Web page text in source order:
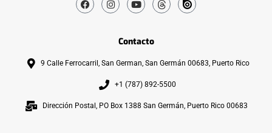
Contacto
9 Calle Ferrocarril, San German, San Germán 00683, Puerto Rico
+1 (787) 892-5500
Dirección Postal, PO Box 1388 San Germán, Puerto Rico 00683